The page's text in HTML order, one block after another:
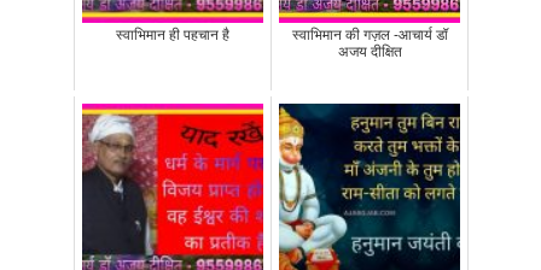
स्वाभिमान ही पहचान है
स्वाभिमान की गज़ल -आचार्य डॉ
अजय दीक्षित